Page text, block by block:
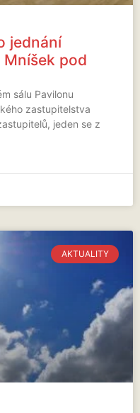
jednání
pod
sálu Pavilonu
zastupitelstva
jeden se z
AKTUALITY